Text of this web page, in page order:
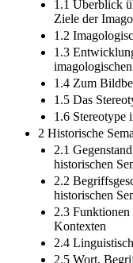
1.1 Überblick
Ziele der
1.2
1.3
1.4 Zum
1.5 Das
1.6 Stereotype
2 Historische
2.1
historischen
2.2
historischen
2.3
Kontexten
2.4
2.5 Wort,